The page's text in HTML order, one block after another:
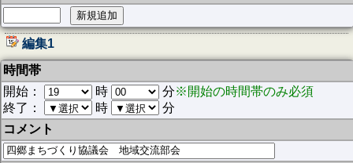
編集1
時間帯
開始：
時 分※開始の時間帯のみ必須
終了：
時
分
コメント